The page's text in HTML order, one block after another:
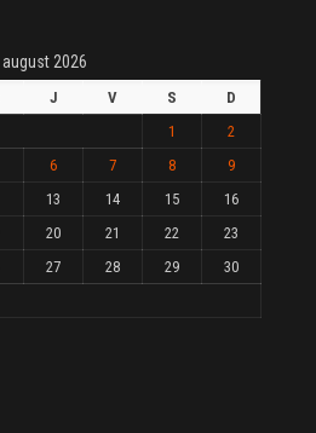
august 2026
J V S
D
1
2
6 7 8
9
13 14 15
16
20 21 22
23
27 28 29
30